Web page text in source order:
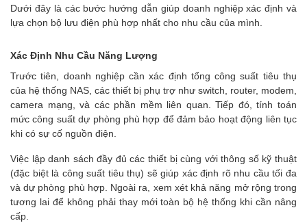
Dưới đây là các bước hướng dẫn giúp doanh nghiệp xác định và
lựa chọn bộ lưu điện phù hợp nhất cho nhu cầu của mình.
Xác Định Nhu Cầu Năng Lượng
Trước tiên, doanh nghiệp cần xác định tổng công suất tiêu thụ
của hệ thống NAS, các thiết bị phụ trợ như switch, router, modem,
camera mạng, và các phần mềm liên quan. Tiếp đó, tính toán
mức công suất dự phòng phù hợp để đảm bảo hoạt động liên tục
khi có sự cố nguồn điện.
Việc lập danh sách đầy đủ các thiết bị cùng với thông số kỹ thuật
(đặc biệt là công suất tiêu thụ) sẽ giúp xác định rõ nhu cầu tối đa
và dự phòng phù hợp. Ngoài ra, xem xét khả năng mở rộng trong
tương lai để không phải thay mới toàn bộ hệ thống khi cần nâng
cấp.